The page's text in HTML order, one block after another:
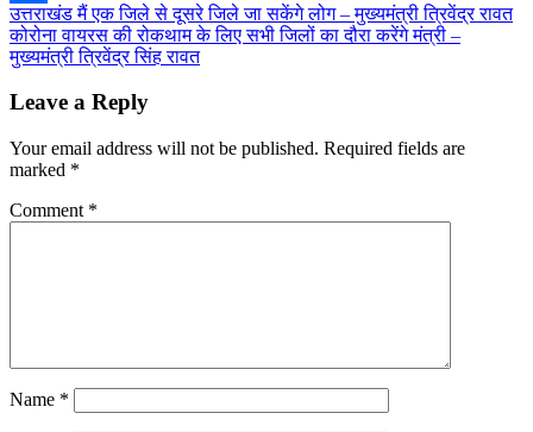
Share
Post
navigation
उत्तराखंड मैं एक जिले से दूसरे जिले जा सकेंगे लोग – मुख्यमंत्री त्रिवेंद्र रावत
कोरोना वायरस की रोकथाम के लिए सभी जिलों का दौरा करेंगे मंत्री –
मुख्यमंत्री त्रिवेंद्र सिंह रावत
Leave a Reply
Your email address will not be published. Required fields are
marked *
Comment *
Name *